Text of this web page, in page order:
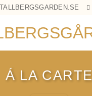
Á LA CARTE